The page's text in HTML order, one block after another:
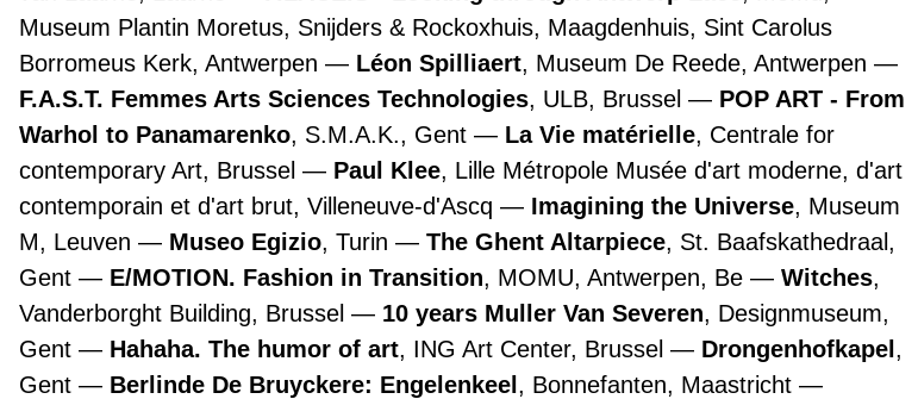
Museum Plantin Moretus, Snijders & Rockoxhuis, Maagdenhuis, Sint Carolus
Borromeus Kerk, Antwerpen
Léon Spilliaert, Museum De Reede, Antwerpen
F.A.S.T. Femmes Arts Sciences Technologies, ULB, Brussel
POP ART - From
Warhol to Panamarenko, S.M.A.K., Gent La Vie matérielle, Centrale for
contemporary Art, Brussel
Paul Klee, Lille Métropole Musée d'art moderne, d'art
contemporain et d'art brut, Villeneuve-d'Ascq
Imagining the Universe, Museum
M, Leuven
Museo Egizio, Turin The Ghent Altarpiece, St. Baafskathedraal,
Gent
E/MOTION. Fashion in Transition, MOMU, Antwerpen, Be Witches,
Vanderborght Building, Brussel
10 years Muller Van Severen, Designmuseum,
Gent
Hahaha. The humor of art, ING Art Center, Brussel Drongenhofkapel ,
Gent
Berlinde De Bruyckere: Engelenkeel , Bonnefanten, Maastricht